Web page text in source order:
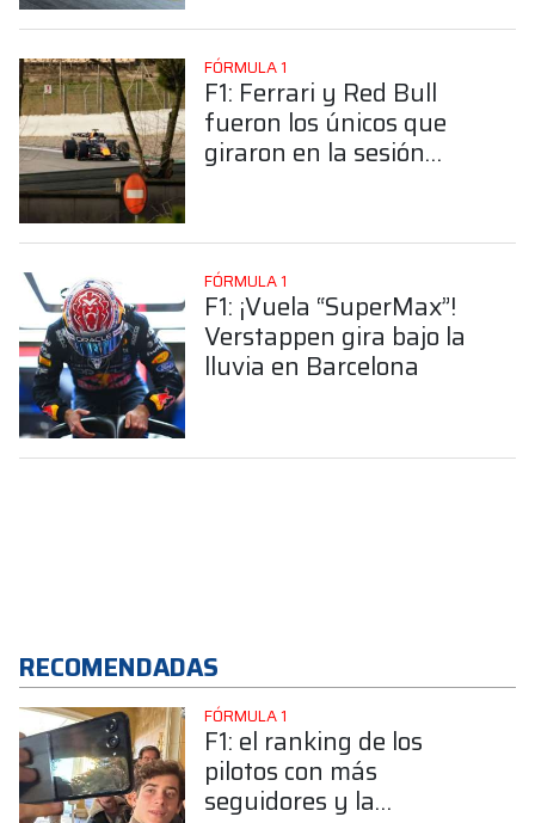
FÓRMULA 1
F1: Ferrari y Red Bull
fueron los únicos que
giraron en la sesión
FÓRMULA 1
F1: ¡Vuela “SuperMax”!
Verstappen gira bajo la
lluvia en Barcelona
RECOMENDADAS
FÓRMULA 1
F1: el ranking de los
pilotos con más
seguidores y la